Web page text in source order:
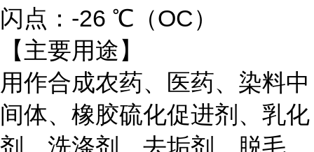
闪点：-26 ℃（OC）
【主要用途】
用作合成农药、医药、染料中
间体、橡胶硫化促进剂、乳化
剂、洗涤剂、去垢剂、脱毛